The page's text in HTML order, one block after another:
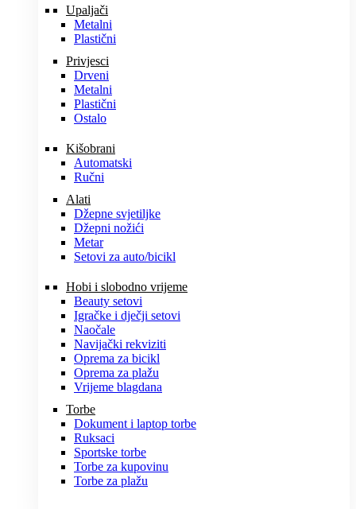
Upaljači
Metalni
Plastični
Privjesci
Drveni
Metalni
Plastični
Ostalo
Kišobrani
Automatski
Ručni
Alati
Džepne svjetiljke
Džepni nožići
Metar
Setovi za auto/bicikl
Hobi i slobodno vrijeme
Beauty setovi
Igračke i dječji setovi
Naočale
Navijački rekviziti
Oprema za bicikl
Oprema za plažu
Vrijeme blagdana
Torbe
Dokument i laptop torbe
Ruksaci
Sportske torbe
Torbe za kupovinu
Torbe za plažu